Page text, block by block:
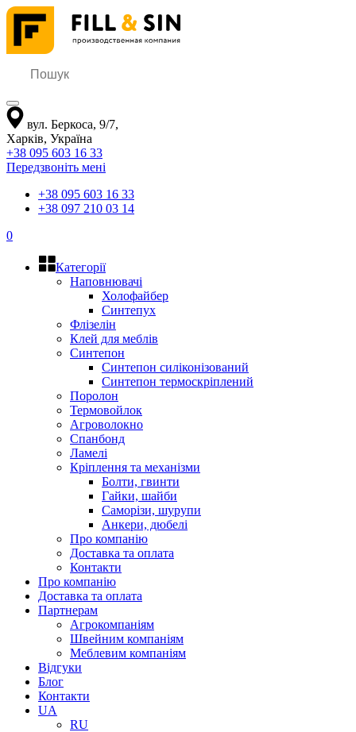
вул. Беркоса, 9/7,
Харків, Україна
+38 095 603 16 33
Передзвоніть мені
+38 095 603 16 33
+38 097 210 03 14
0
Категорії
Наповнювачі
Холофайбер
Синтепух
Флізелін
Клей для меблів
Синтепон
Синтепон силіконізований
Синтепон термоскріплений
Поролон
Термовойлок
Агроволокно
Спанбонд
Ламелі
Кріплення та механізми
Болти, гвинти
Гайки, шайби
Саморізи, шурупи
Анкери, дюбелі
Про компанію
Доставка та оплата
Контакти
Про компанію
Доставка та оплата
Партнерам
Агрокомпаніям
Швейним компаніям
Меблевим компаніям
Відгуки
Блог
Контакти
UA
RU